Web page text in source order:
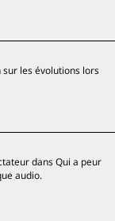
sur les évolutions lors
dans Qui a peur
audio.